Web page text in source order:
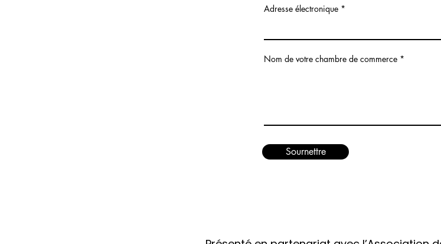
Adresse électronique
Nom de votre chambre de commerce
Sournettre